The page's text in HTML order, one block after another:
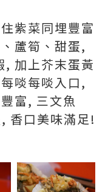
紫菜同埋豐富
蘆筍、甜蛋,
, 加上芥末蛋黃
啖每啖入口,
富, 三文魚
香口美味滿足!